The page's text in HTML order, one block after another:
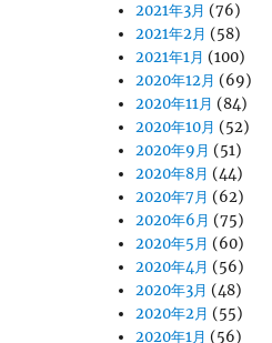
2021年3月 (76)
2021年2月 (58)
2021年1月 (100)
2020年12月 (69)
2020年11月 (84)
2020年10月 (52)
2020年9月 (51)
2020年8月 (44)
2020年7月 (62)
2020年6月 (75)
2020年5月 (60)
2020年4月 (56)
2020年3月 (48)
2020年2月 (55)
2020年1月 (56)